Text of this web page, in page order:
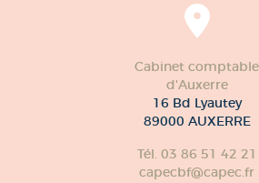
Cabinet comptable
d'Auxerre
16 Bd Lyautey
89000 AUXERRE
Tél. 03 86 51 42 21
capecbf@capec.fr